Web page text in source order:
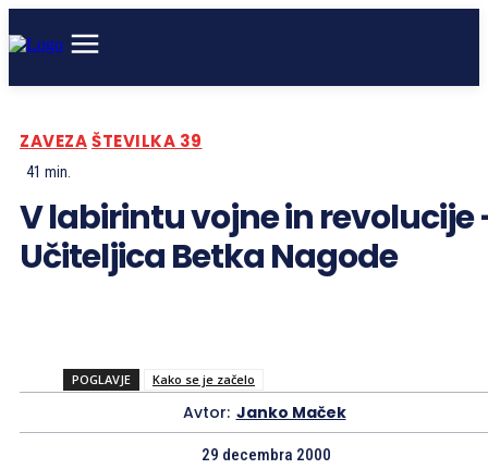
ZAVEZAŠTEVILKA 39
41 min.
V labirintu vojne in revolucije
Učiteljica Betka Nagode
POGLAVJE Kako se je začelo
Avtor: Janko Maček
29 decembra 2000